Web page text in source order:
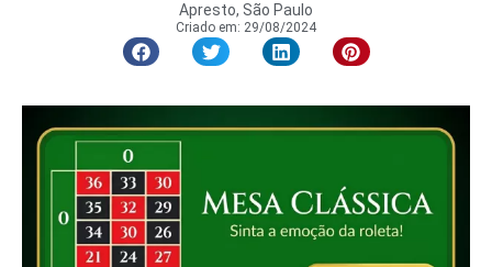
Apresto, São Paulo
Criado em: 29/08/2024